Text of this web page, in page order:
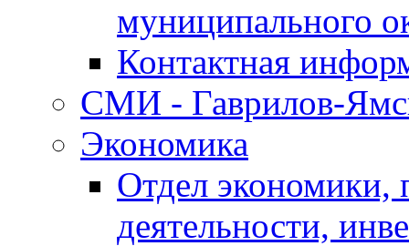
муниципального
Контактная
СМИ - Гаврилов-
Экономика
Отдел экономики,
деятельности,